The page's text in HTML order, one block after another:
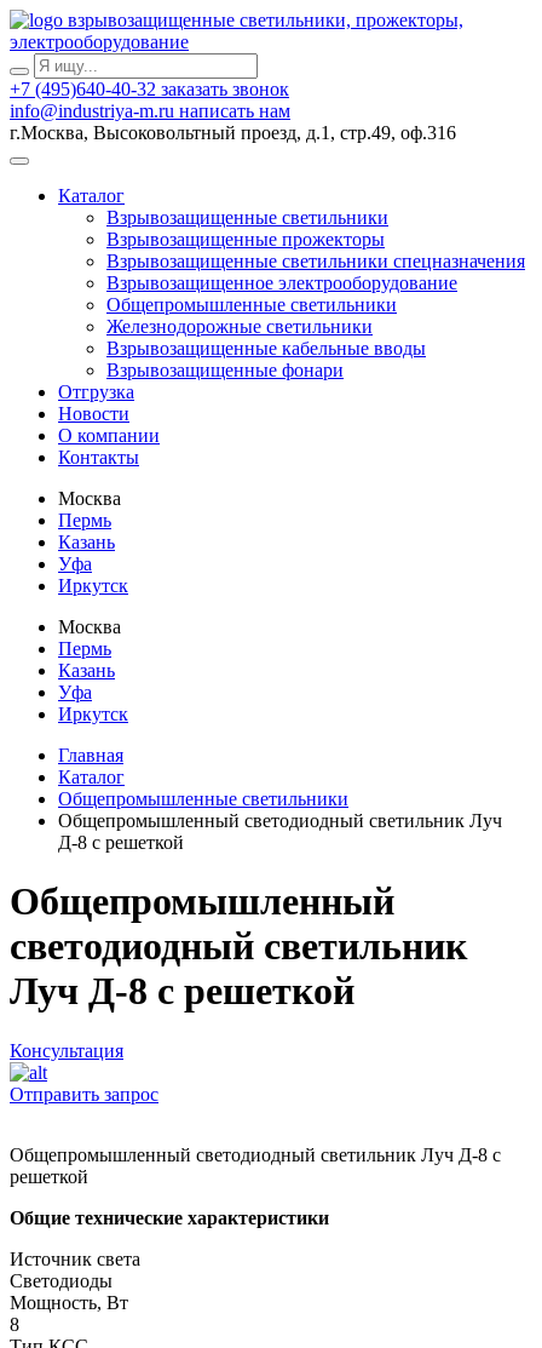
взрывозащищенные светильники, прожекторы,
электрооборудование
+7 (495)640-40-32 заказать звонок
info@industriya-m.ru написать нам
г.Москва, Высоковольтный проезд, д.1, стр.49, оф.316
Каталог
Взрывозащищенные светильники
Взрывозащищенные прожекторы
Взрывозащищенные светильники спецназначения
Взрывозащищенное электрооборудование
Общепромышленные светильники
Железнодорожные светильники
Взрывозащищенные кабельные вводы
Взрывозащищенные фонари
Отгрузка
Новости
О компании
Контакты
Москва
Пермь
Казань
Уфа
Иркутск
Москва
Пермь
Казань
Уфа
Иркутск
Главная
Каталог
Общепромышленные светильники
Общепромышленный светодиодный светильник Луч
Д-8 с решеткой
Общепромышленный
светодиодный светильник
Луч Д-8 с решеткой
Консультация
Отправить запрос
Общепромышленный светодиодный светильник Луч Д-8 с
решеткой
Общие технические характеристики
Источник света
Светодиоды
Мощность, Вт
8